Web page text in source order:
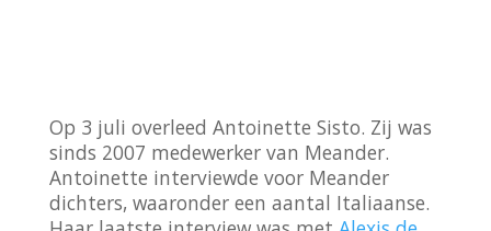
Op 3 juli overleed Antoinette Sisto. Zij was
sinds 2007 medewerker van Meander.
Antoinette interviewde voor Meander
dichters, waaronder een aantal Italiaanse.